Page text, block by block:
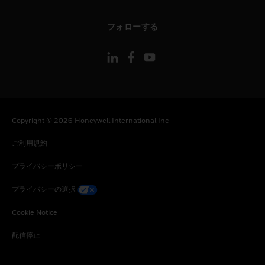
フォローする
Copyright © 2026 Honeywell International Inc
ご利用規約
プライバシーポリシー
プライバシーの選択
Cookie Notice
配信停止